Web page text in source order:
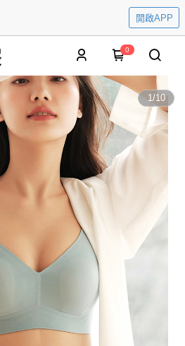
開啟APP
0
1/10